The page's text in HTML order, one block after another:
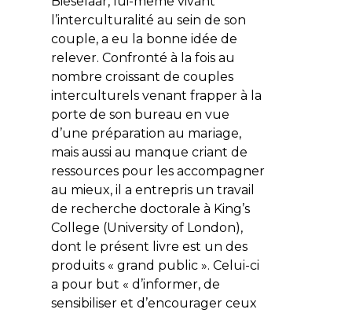
l’interculturalité au sein de son
couple, a eu la bonne idée de
relever. Confronté à la fois au
nombre croissant de couples
interculturels venant frapper à la
porte de son bureau en vue
d’une préparation au mariage,
mais aussi au manque criant de
ressources pour les accompagner
au mieux, il a entrepris un travail
de recherche doctorale à King’s
College (University of London),
dont le présent livre est un des
produits « grand public ». Celui-ci
a pour but « d’informer, de
sensibiliser et d’encourager ceux